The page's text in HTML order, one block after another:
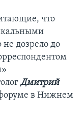
что
дозрело до
Дмитрий
в Нижнем